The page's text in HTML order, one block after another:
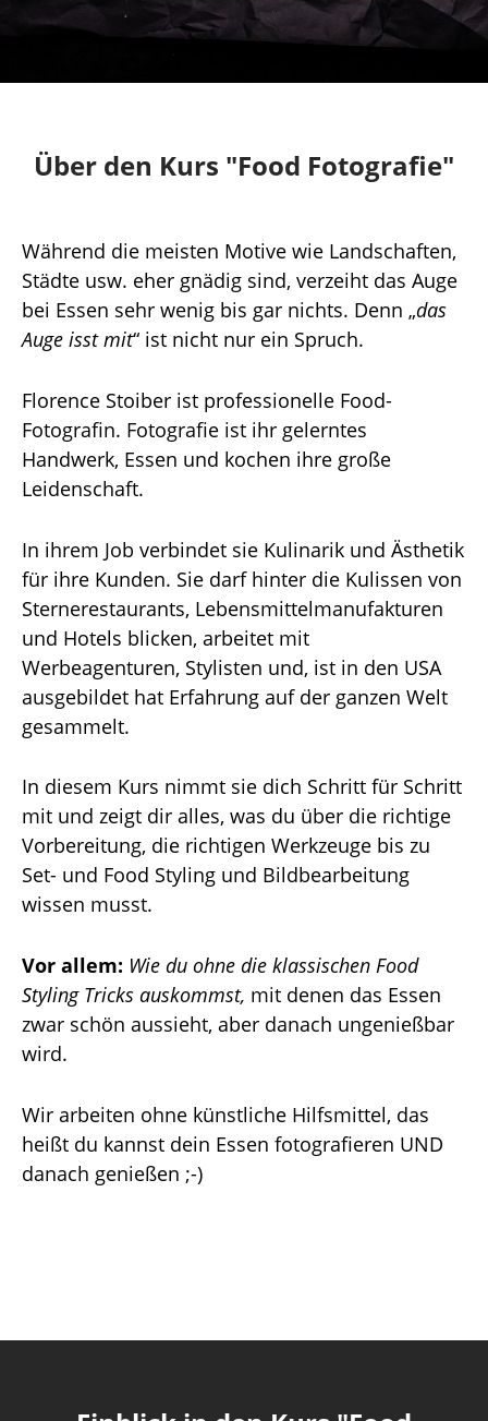
Über den Kurs "Food Fotografie"
Während die meisten Motive wie Landschaften,
Städte usw. eher gnädig sind, verzeiht das Auge
bei Essen sehr wenig bis gar nichts. Denn „das
Auge isst mit“ ist nicht nur ein Spruch.
Florence Stoiber ist professionelle Food-
Fotografin. Fotografie ist ihr gelerntes
Handwerk, Essen und kochen ihre große
Leidenschaft.
In ihrem Job verbindet sie Kulinarik und Ästhetik
für ihre Kunden. Sie darf hinter die Kulissen von
Sternerestaurants, Lebensmittelmanufakturen
und Hotels blicken, arbeitet mit
Werbeagenturen, Stylisten und, ist in den USA
ausgebildet hat Erfahrung auf der ganzen Welt
gesammelt.
In diesem Kurs nimmt sie dich Schritt für Schritt
mit und zeigt dir alles, was du über die richtige
Vorbereitung, die richtigen Werkzeuge bis zu
Set- und Food Styling und Bildbearbeitung
wissen musst.
Vor allem: Wie du ohne die klassischen Food
Styling Tricks auskommst, mit denen das Essen
zwar schön aussieht, aber danach ungenießbar
wird.
Wir arbeiten ohne künstliche Hilfsmittel, das
heißt du kannst dein Essen fotografieren UND
danach genießen ;-)